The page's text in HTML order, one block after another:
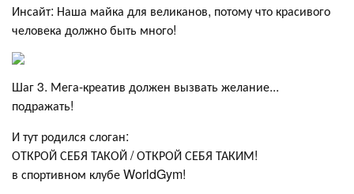
Инсайт: Наша майка для великанов, потому что красивого
человека должно быть много!
Шаг 3. Мега-креатив должен вызвать желание...
подражать!
И тут родился слоган:
ОТКРОЙ СЕБЯ ТАКОЙ / ОТКРОЙ СЕБЯ ТАКИМ!
в спортивном клубе WorldGym!